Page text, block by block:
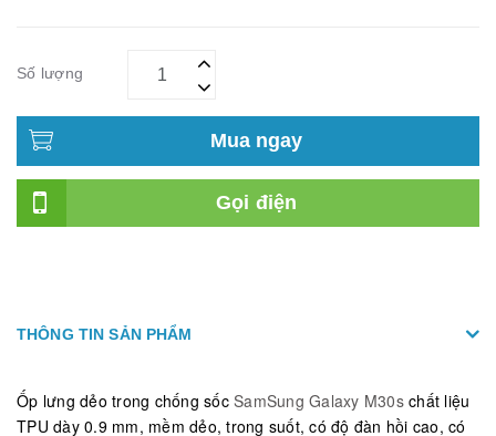
Số lượng
Mua ngay
Gọi điện
THÔNG TIN SẢN PHẨM
Ốp lưng dẻo trong chống sốc SamSung Galaxy M30schất liệu
TPU dày 0.9 mm, mềm dẻo, trong suốt, có độ đàn hồi cao, có